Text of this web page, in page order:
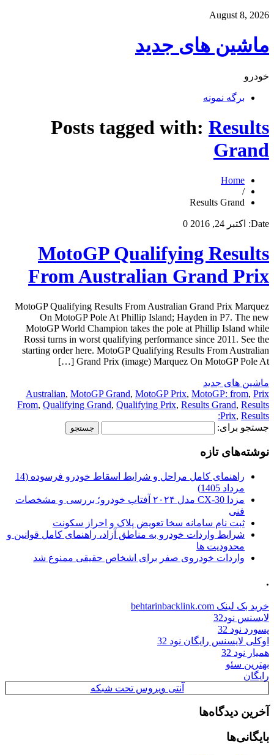
August 8, 2026
ماشین های جدید
خودرو
برگه نمونه
Posts tagged with: Results
Grand
Home
/
Results Grand
Date: اکتبر 24, 2016 0
MotoGP Qualifying Results
From Australian Grand Prix
MotoGP Qualifying Results From Australian Grand Prix Marquez
On MotoGP Pole At Phillip Island; Hayden in P7. The new
MotoGP World Champion takes the pole at Phillip Island while
Rossi turns in worst qualifying performance since 2011. See the
starting order here. MotoGP Qualifying Results From Australian
Grand Prix (image) Marquez On MotoGP Pole At […]
ماشین های جدید
Australian, MotoGP Grand, MotoGP Prix, MotoGP: from, Prix
From, Qualifying Grand, Qualifying Prix, Results Grand, Results
Prix, Results:
جستجو برای:
نوشته‌های تازه
راهنمای کامل مراحل و شرایط اسقاط خودرو فرسوده (14
مرداد 1405)
مزدا CX-30 مدل ۲۰۲۴ آفتاب خودرو؛ بررسی و مشخصات
فنی
ثبت نام سامانه سخا تعویض پلاک و احراز سکونت
شرایط واردات خودرو به مناطق آزاد، راهنمای کامل قوانین و
محدودیت ها
واردات خودروی صفر برای اشخاص حقیقی ممنوع شد
.
خرید بک لینک behtarinbacklink.com
لایسنس نود32
پسورد نود 32
اوکلی لایسنس رایگان نود 32
همیار نود 32
بهترین سئو
رایگان
آنتی ویروس تحت شبکه
آخرین دیدگاه‌ها
بایگانی‌ها